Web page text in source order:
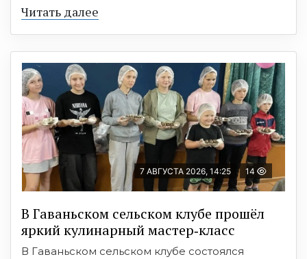
Читать далее
7 АВГУСТА 2026, 14:25 14
В Гаваньском сельском клубе прошёл
яркий кулинарный мастер‑класс
В Гаваньском сельском клубе состоялся